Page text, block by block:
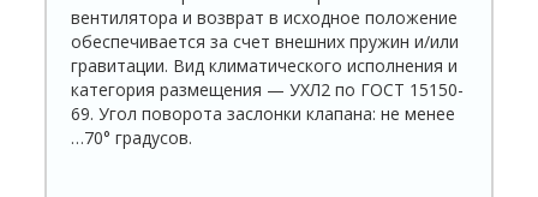
вентилятора и возврат в исходное положение
обеспечивается за счет внешних пружин и/или
гравитации. Вид климатического исполнения и
категория размещения — УХЛ2 по ГОСТ 15150-
69. Угол поворота за­слонки клапана: не менее
…70° градусов.